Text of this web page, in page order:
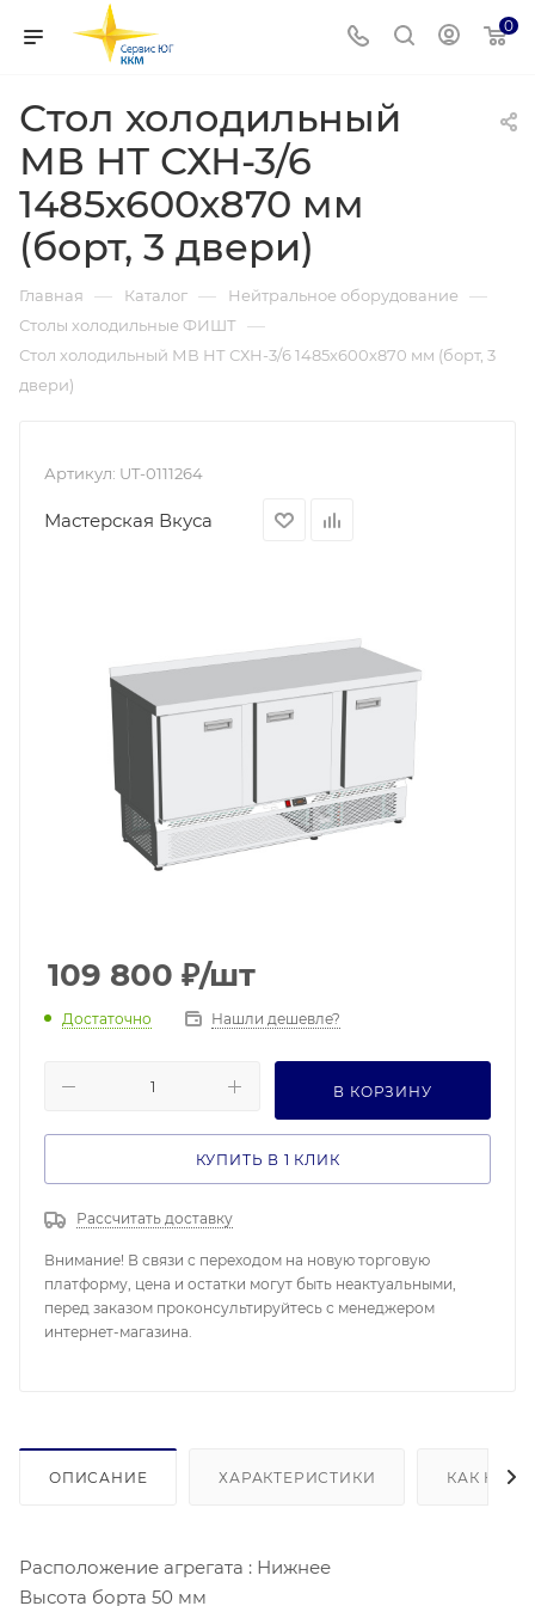
0
Стол холодильный
МВ НТ СХН-3/6
1485х600х870 мм
(борт, 3 двери)
Главная — Каталог — Нейтральное оборудование —
Столы холодильные ФИШТ —
Стол холодильный МВ НТ СХН-3/6 1485х600х870 мм (борт, 3
двери)
Артикул: UT-0111264
Мастерская Вкуса
109 800 ₽/шт
Достаточно Нашли дешевле?
В КОРЗИНУ
КУПИТЬ В 1 КЛИК
Рассчитать доставку
Внимание! В связи с переходом на новую торговую
платформу, цена и остатки могут быть неактуальными,
перед заказом проконсультируйтесь с менеджером
интернет-магазина.
ОПИСАНИЕ ХАРАКТЕРИСТИКИ КАК
Расположение агрегата : Нижнее
Высота борта 50 мм